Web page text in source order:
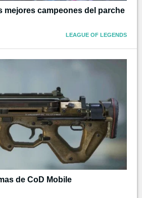
mejores campeones del parche
LEAGUE OF LEGENDS
de CoD Mobile